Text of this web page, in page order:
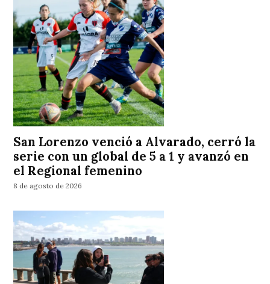
San Lorenzo venció a Alvarado, cerró la
serie con un global de 5 a 1 y avanzó en
el Regional femenino
8 de agosto de 2026